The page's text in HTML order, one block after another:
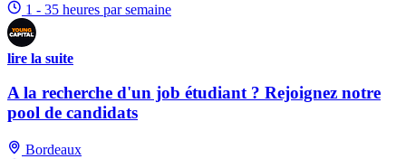
1 - 35 heures par semaine
lire la suite
A la recherche d'un job étudiant ? Rejoignez notre
pool de candidats
Bordeaux